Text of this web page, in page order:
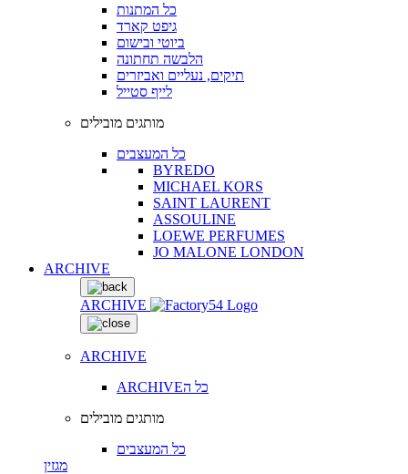
כל המתנות
גיפט קארד
ביוטי ובישום
הלבשה תחתונה
תיקים, נעליים ואביזרים
לייף סטייל
מותגים מובילים
כל המעצבים
BYREDO
MICHAEL KORS
SAINT LAURENT
ASSOULINE
LOEWE PERFUMES
JO MALONE LONDON
ARCHIVE
ARCHIVE
ARCHIVE
ARCHIVEכל ה
מותגים מובילים
כל המעצבים
מגזין